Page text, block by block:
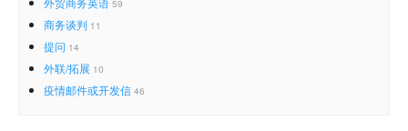
59
商务谈判 11
提问 14
外联/拓展 10
疫情邮件或开发信 46